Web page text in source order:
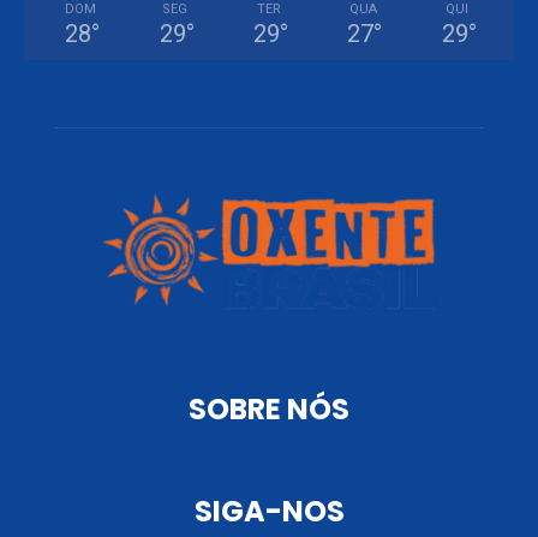
DOM
28°
SEG
29°
TER
29°
QUA
27°
QUI
29°
SOBRE NÓS
SIGA-NOS